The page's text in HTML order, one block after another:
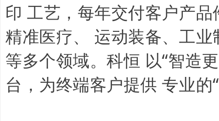
印 工艺，每年交付客户产
精准医疗、 运动装备、工
等多个领域。科恒 以“智造
台，为终端客户提供 专业